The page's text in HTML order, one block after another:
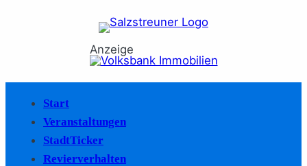
Anzeige
Start
Veranstaltungen
StadtTicker
Revierverhalten